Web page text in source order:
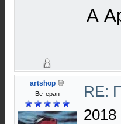
А
artshop
Ветеран
RE:
2018